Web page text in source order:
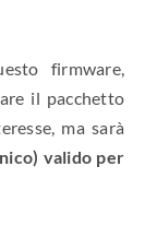
firmware,
il pacchetto
ma sarà
valido per